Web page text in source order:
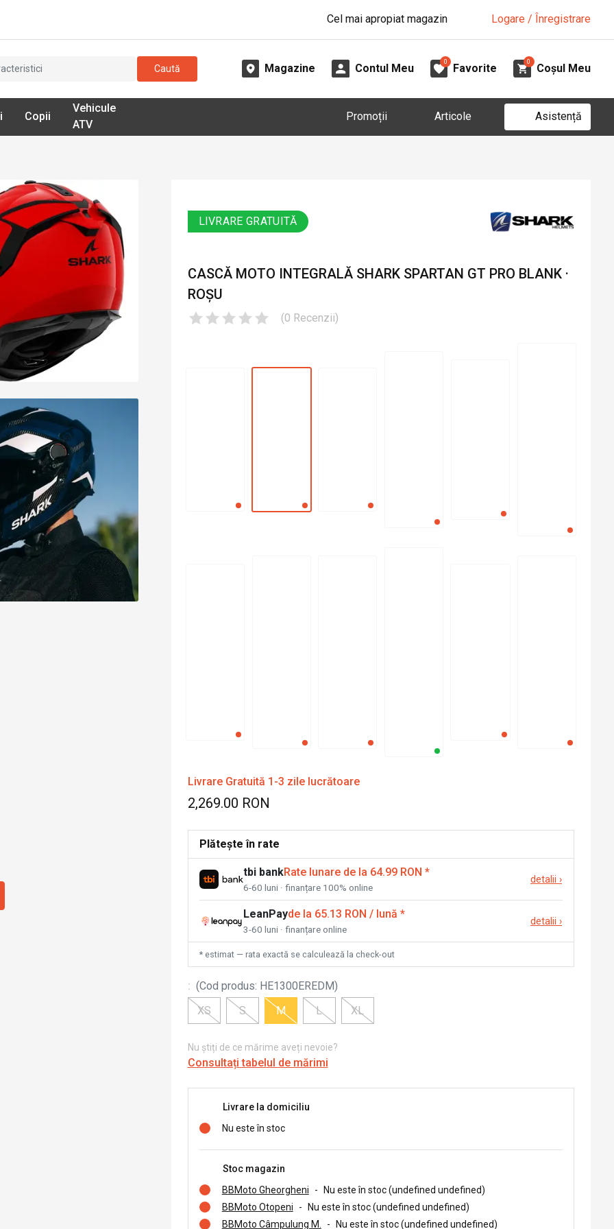
Cel mai apropiat magazin Logare / Înregistrare
Caută Magazine Contul Meu
0
Favorite
0
Coșul Meu
Copii
Vehicule
ATV
Promoții Articole Asistență
LIVRARE GRATUITĂ
CASCĂ MOTO INTEGRALĂ SHARK SPARTAN GT PRO BLANK ·
ROȘU
(0 Recenzii)
Livrare Gratuită 1-3 zile lucrătoare
2,269.00 RON
Plătește în rate
tbi bankRate lunare de la 64.99 RON *
6-60 luni · finanțare 100% online
detalii ›
LeanPayde la 65.13 RON / lună *
3-60 luni · finanțare online
detalii ›
* estimat — rata exactă se calculează la check-out
: (Cod produs: HE1300EREDM)
XS
S M L XL
Nu știți de ce mărime aveți nevoie?
Consultați tabelul de mărimi
Livrare la domiciliu
Nu este în stoc
Stoc magazin
BBMoto Gheorgheni
-
Nu este în stoc (undefined undefined)
BBMoto Otopeni
-
Nu este în stoc (undefined undefined)
BBMoto Câmpulung M.
- Nu este în stoc (undefined undefined)